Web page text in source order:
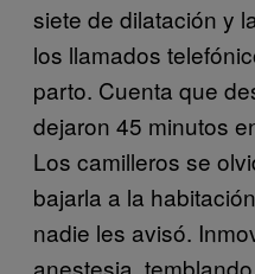
siete de dilatación y
los llamados
parto. Cuenta que
dejaron 45 minutos
Los camilleros se
bajarla a la
nadie les avisó.
anestesia,